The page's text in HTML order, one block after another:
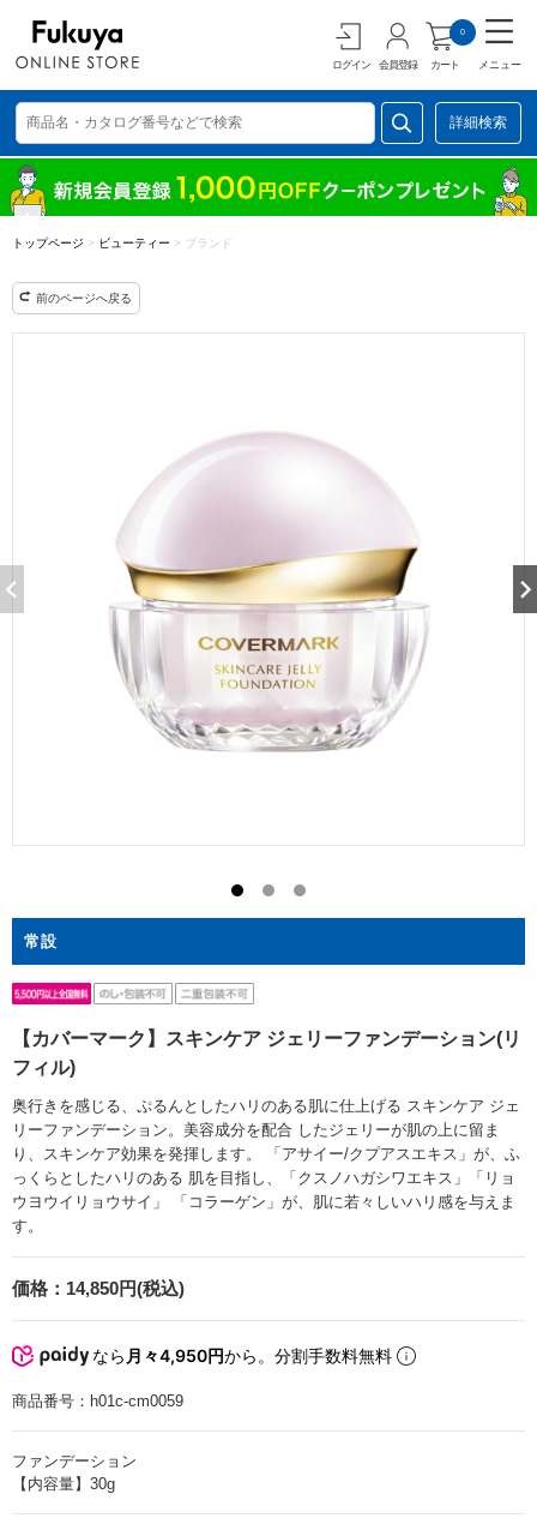
ログイン 会員登録 カート
0
メニュー
詳細検索
トップページ > ビューティー > ブランド
前のページへ戻る
常設
【カバーマーク】スキンケア ジェリーファンデーション(リ
フィル)
奥行きを感じる、ぷるんとしたハリのある肌に仕上げる スキンケア ジェ
リーファンデーション。美容成分を配合 したジェリーが肌の上に留ま
り、スキンケア効果を発揮します。 「アサイー/クプアスエキス」が、ふ
っくらとしたハリのある 肌を目指し、「クスノハガシワエキス」「リョ
ウヨウイリョウサイ」 「コラーゲン」が、肌に若々しいハリ感を与えま
す。
価格： 14,850円(税込)
なら 月々4,950円から。分割手数料無料
商品番号： h01c-cm0059
ファンデーション
【内容量】30g